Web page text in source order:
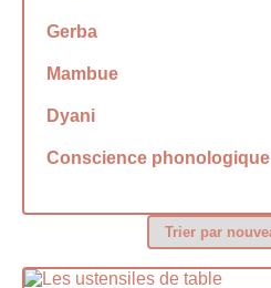
Gerba
Mambue
Dyani
Conscience phonologique